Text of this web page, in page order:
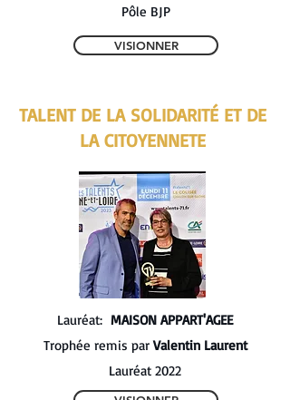
Pôle BJP
VISIONNER
TALENT DE LA SOLIDARITÉ ET DE
LA CITOYENNETE
Lauréat: MAISON APPART'AGEE
​Trophée remis parValentin Laurent
Lauréat 2022​